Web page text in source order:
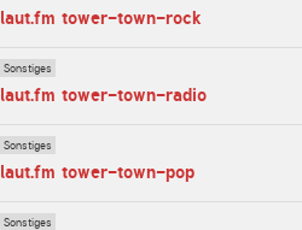
laut.fm tower-town-rock
Sonstiges
laut.fm tower-town-radio
Sonstiges
laut.fm tower-town-pop
Sonstiges